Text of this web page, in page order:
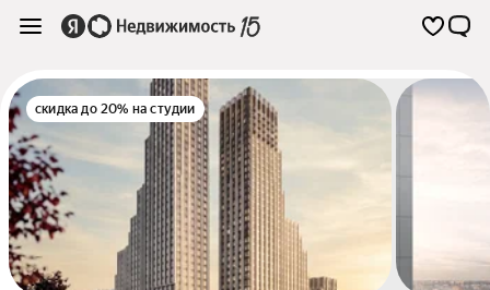
скидка до 20% на студии